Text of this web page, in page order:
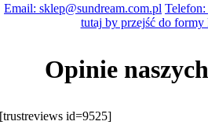
Email: sklep@sundream.com.pl
tutaj by przejść do formy
Opinie
[trustreviews id=9525]